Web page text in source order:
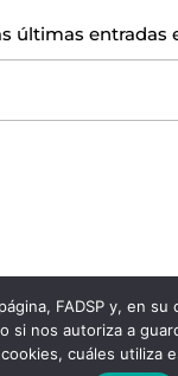
últimas
|Política de
FADSP y, en
nos autoriza a
cuáles utiliza